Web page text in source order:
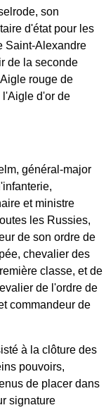
son
d'état pour les
Saint-Alexandre
de la seconde
rouge de
l'Aigle d'or de
général-major
et ministre
les Russies,
de son ordre de
chevalier des
classe, et de
de l'ordre de
commandeur de
à la clôture des
pouvoirs,
de placer dans
signature